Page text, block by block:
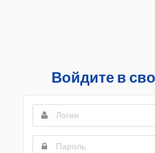
Войдите в